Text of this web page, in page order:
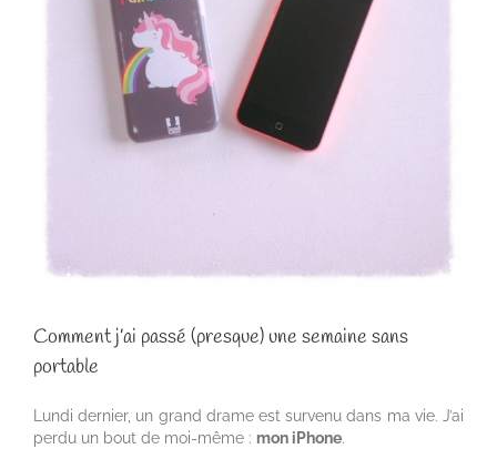
Comment j’ai passé (presque) une semaine sans
portable
Lundi dernier, un grand drame est survenu dans ma vie. J’ai
perdu un bout de moi-même : mon iPhone.